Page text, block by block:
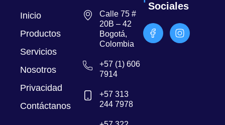
Inicio
Productos
Servicios
Nosotros
Privacidad
Contáctanos
Calle 75 #
20B – 42
Bogotá,
Colombia
+57 (1) 606
7914
+57 313
244 7978
Sociales